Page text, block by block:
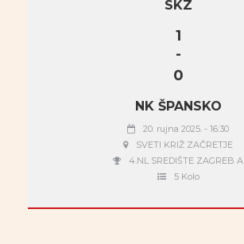
SKZ
1
-
0
NK ŠPANSKO
20. rujna 2025. - 16:30
SVETI KRIŽ ZAČRETJE
4.NL SREDIŠTE ZAGREB A
5 Kolo